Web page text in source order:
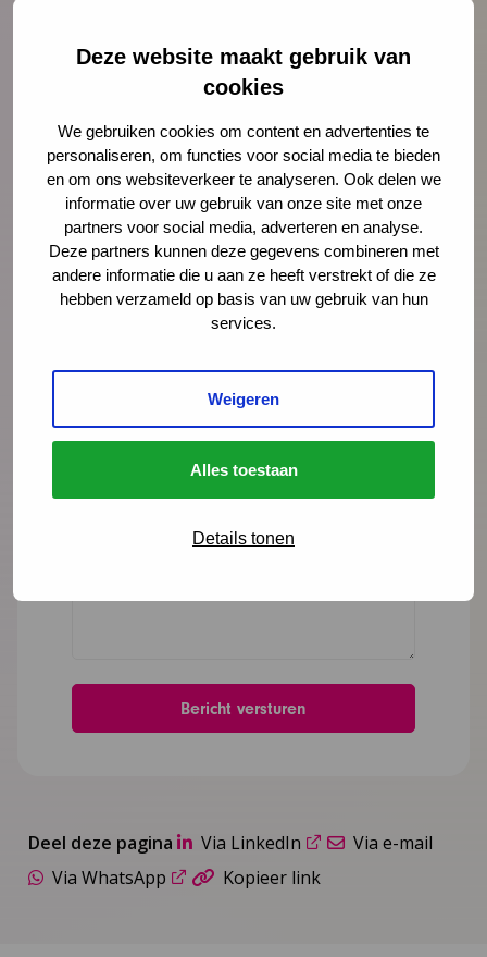
Deze website maakt gebruik van
cookies
We gebruiken cookies om content en advertenties te
personaliseren, om functies voor social media te bieden
en om ons websiteverkeer te analyseren. Ook delen we
informatie over uw gebruik van onze site met onze
partners voor social media, adverteren en analyse.
Deze partners kunnen deze gegevens combineren met
andere informatie die u aan ze heeft verstrekt of die ze
hebben verzameld op basis van uw gebruik van hun
services.
Weigeren
Alles toestaan
Details tonen
" geeft vereiste velden aan
Naam *
E-mailadres *
Bericht *
Deel deze pagina Via LinkedIn
Via e-mail
Via WhatsApp
Kopieer link